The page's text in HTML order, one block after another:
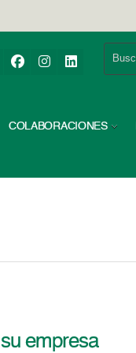
COLABORACIONES
empresa